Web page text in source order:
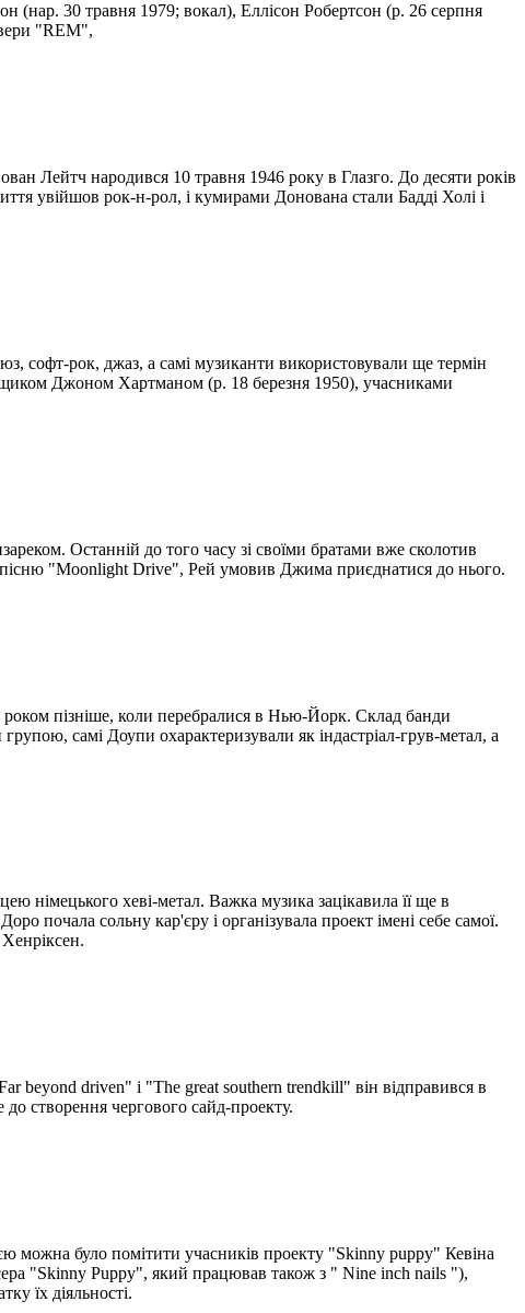
(нар. 30 травня 1979; вокал), Еллісон Робертсон (р. 26 серпня
"REM",
Лейтч народився 10 травня 1946 року в Глазго. До десяти років
увійшов рок-н-рол, і кумирами Донована стали Бадді Холі і
софт-рок, джаз, а самі музиканти використовували ще термін
Джоном Хартманом (р. 18 березня 1950), учасниками
Останній до того часу зі своїми братами вже сколотив
"Moonlight Drive", Рей умовив Джима приєднатися до нього.
пізніше, коли перебралися в Нью-Йорк. Склад банди
самі Доупи охарактеризували як індастріал-грув-метал, а
німецького хеві-метал. Важка музика зацікавила її ще в
почала сольну кар'єру і організувала проект імені себе самої.
beyond driven" і "The great southern trendkill" він відправився в
створення чергового сайд-проекту.
можна було помітити учасників проекту "Skinny puppy" Кевіна
"Skinny Puppy", який працював також з " Nine inch nails "),
їх діяльності.